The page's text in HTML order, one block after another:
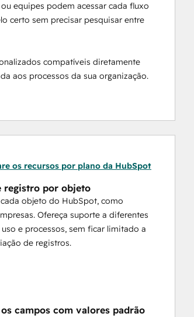
equipes podem acessar cada fluxo
certo sem precisar pesquisar entre
compatíveis diretamente
aos processos da sua organização.
os recursos por plano da HubSpot
registro por objeto
objeto do HubSpot, como
Ofereça suporte a diferentes
e processos, sem ficar limitado a
de registros.
campos com valores padrão